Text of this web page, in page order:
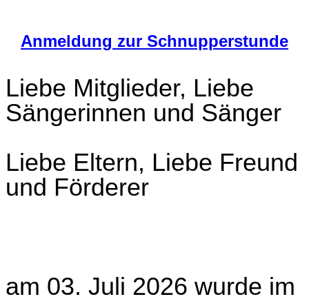
Anmeldung zur Schnupperstunde
Liebe Mitglieder, Liebe
Sängerinnen und Sänger
Liebe Eltern, Liebe Freund
und Förderer
am 03. Juli 2026 wurde im